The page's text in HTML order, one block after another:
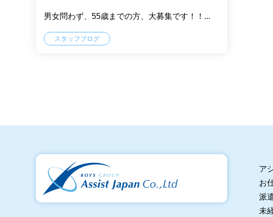
男女問わず、55歳までの方、大募集です！！...
スタッフブログ
ア
お
派
未